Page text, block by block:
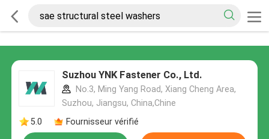
Suzhou YNK Fastener Co., Ltd.
No.3, Ming Yang Road, Xiang Cheng Area,
Suzhou, Jiangsu, China,Chine
5.0
Fournisseur vérifié